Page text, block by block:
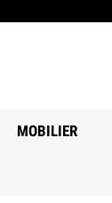
MOBILIER